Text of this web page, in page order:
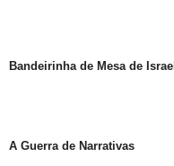
Bandeirinha de Mesa de Israel
A Guerra de Narrativas